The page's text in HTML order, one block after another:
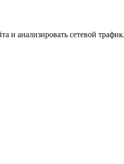
и анализировать сетевой трафик.